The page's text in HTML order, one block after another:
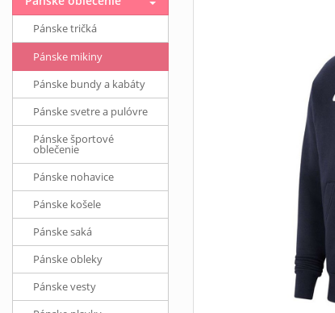
Pánske tričká
Pánske mikiny
Pánske bundy a kabáty
Pánske svetre a pulóvre
Pánske športové
oblečenie
Pánske nohavice
Pánske košele
Pánske saká
Pánske obleky
Pánske vesty